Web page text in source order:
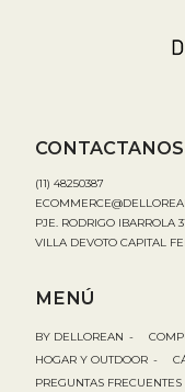
CONTACTANOS
(11) 48250387
PJE. RODRIGO IBARROLA
VILLA DEVOTO CAPITAL
MENÚ
BY DELLOREAN -
HOGAR Y OUTDOOR -
PREGUNTAS FRECUENTES